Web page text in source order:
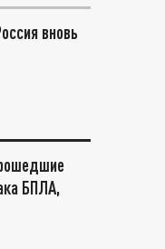
вновь
БПЛА,